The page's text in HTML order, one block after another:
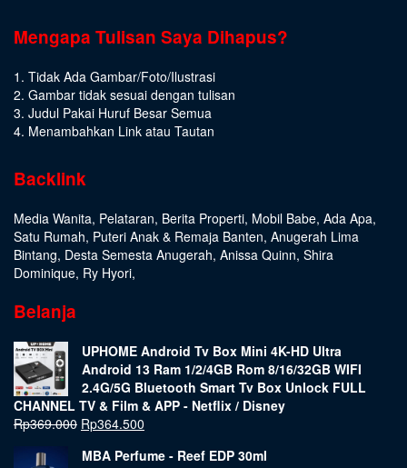
Mengapa Tulisan Saya Dihapus?
1. Tidak Ada Gambar/Foto/Ilustrasi
2. Gambar tidak sesuai dengan tulisan
3. Judul Pakai Huruf Besar Semua
4. Menambahkan Link atau Tautan
Backlink
Media Wanita, Pelataran, Berita Properti, Mobil Babe, Ada Apa,
Satu Rumah, Puteri Anak & Remaja Banten, Anugerah Lima
Bintang, Desta Semesta Anugerah, Anissa Quinn, Shira
Dominique, Ry Hyori,
Belanja
UPHOME Android Tv Box Mini 4K-HD Ultra
Android 13 Ram 1/2/4GB Rom 8/16/32GB WIFI
2.4G/5G Bluetooth Smart Tv Box Unlock FULL
CHANNEL TV & Film & APP - Netflix / Disney
Rp369.000 Rp364.500
MBA Perfume - Reef EDP 30ml